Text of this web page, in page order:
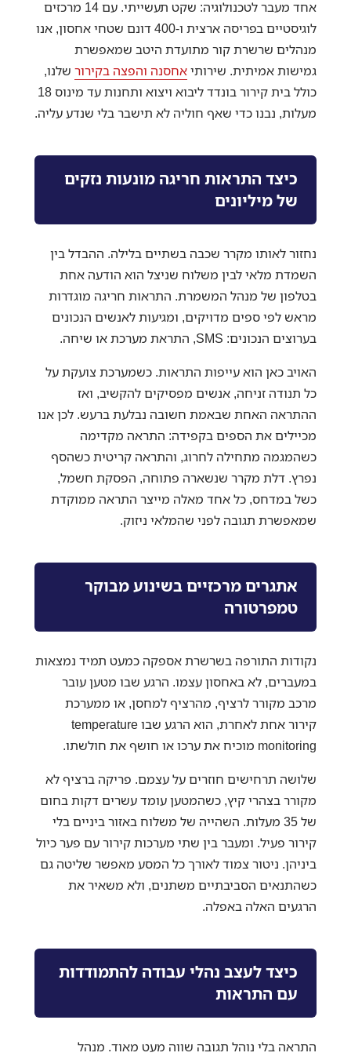
אחד מעבר לטכנולוגיה: שקט תעשייתי. עם 14 מרכזים
לוגיסטיים בפריסה ארצית ו-400 דונם שטחי אחסון, אנו
מנהלים שרשרת קור מתועדת היטב שמאפשרת
גמישות אמיתית. שירותיאחסנה והפצה בקירורשלנו,
כולל בית קירור בונדד ליבוא ויצוא ותחנות עד מינוס 18
מעלות, נבנו כדי שאף חוליה לא תישבר בלי שנדע עליה.
כיצד התראות חריגה מונעות נזקים
של מיליונים
נחזור לאותו מקרר שכבה בשתיים בלילה. ההבדל בין
השמדת מלאי לבין משלוח שניצל הוא הודעה אחת
בטלפון של מנהל המשמרת. התראות חריגה מוגדרות
מראש לפי ספים מדויקים, ומגיעות לאנשים הנכונים
בערוצים הנכונים: SMS, התראת מערכת או שיחה.
האויב כאן הוא עייפות התראות. כשמערכת צועקת על
כל תנודה זניחה, אנשים מפסיקים להקשיב, ואז
ההתראה האחת שבאמת חשובה נבלעת ברעש. לכן אנו
מכיילים את הספים בקפידה: התראה מקדימה
כשהמגמה מתחילה לחרוג, והתראה קריטית כשהסף
נפרץ. דלת מקרר שנשארה פתוחה, הפסקת חשמל,
כשל במדחס, כל אחד מאלה מייצר התראה ממוקדת
שמאפשרת תגובה לפני שהמלאי ניזוק.
אתגרים מרכזיים בשינוע מבוקר
טמפרטורה
נקודות התורפה בשרשרת אספקה כמעט תמיד נמצאות
במעברים, לא באחסון עצמו. הרגע שבו מטען עובר
מרכב מקורר לרציף, מהרציף למחסן, או ממערכת
קירור אחת לאחרת, הוא הרגע שבו temperature
monitoring מוכיח את ערכו או חושף את חולשתו.
שלושה תרחישים חוזרים על עצמם. פריקה ברציף לא
מקורר בצהרי קיץ, כשהמטען עומד עשרים דקות בחום
של 35 מעלות. השהייה של משלוח באזור ביניים בלי
קירור פעיל. ומעבר בין שתי מערכות קירור עם פער כיול
ביניהן. ניטור צמוד לאורך כל המסע מאפשר שליטה גם
כשהתנאים הסביבתיים משתנים, ולא משאיר את
הרגעים האלה באפלה.
כיצד לעצב נהלי עבודה להתמודדות
עם התראות
התראה בלי נוהל תגובה שווה מעט מאוד. מנהל